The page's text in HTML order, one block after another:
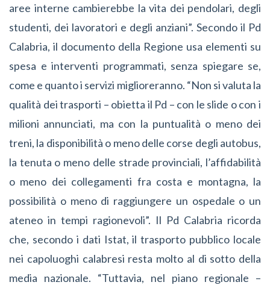
aree interne cambierebbe la vita dei pendolari, degli
studenti, dei lavoratori e degli anziani”. Secondo il Pd
Calabria, il documento della Regione usa elementi su
spesa e interventi programmati, senza spiegare se,
come e quanto i servizi miglioreranno. “Non si valuta la
qualità dei trasporti – obietta il Pd – con le slide o con i
milioni annunciati, ma con la puntualità o meno dei
treni, la disponibilità o meno delle corse degli autobus,
la tenuta o meno delle strade provinciali, l’affidabilità
o meno dei collegamenti fra costa e montagna, la
possibilità o meno di raggiungere un ospedale o un
ateneo in tempi ragionevoli”. Il Pd Calabria ricorda
che, secondo i dati Istat, il trasporto pubblico locale
nei capoluoghi calabresi resta molto al di sotto della
media nazionale. “Tuttavia, nel piano regionale –